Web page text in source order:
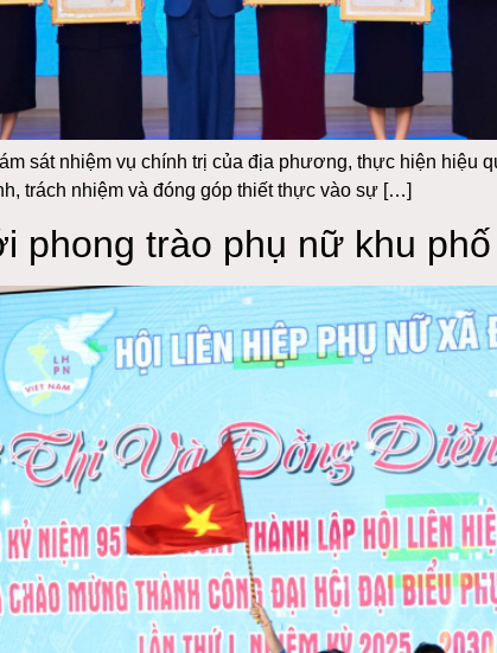
sát nhiệm vụ chính trị của địa phương, thực hiện hiệu
trách nhiệm và đóng góp thiết thực vào sự […]
phong trào phụ nữ khu phố